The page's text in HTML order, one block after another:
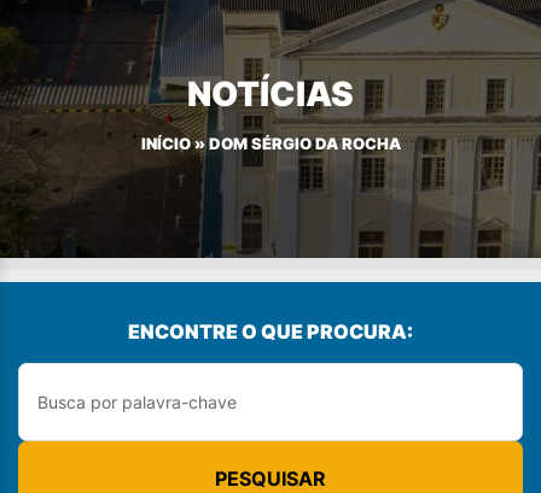
NOTÍCIAS
INÍCIO» DOM SÉRGIO DA ROCHA
ENCONTRE O QUE PROCURA:
PESQUISAR